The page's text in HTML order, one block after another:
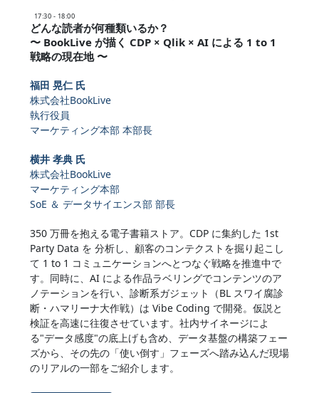
17:30 - 18:00
どんな読者が何種類いるか？
〜 BookLive が描く CDP × Qlik × AI による 1 to 1
戦略の現在地 〜
福田 晃仁 氏
株式会社BookLive
執行役員
マーケティング本部 本部長
横井 孝典 氏
株式会社BookLive
マーケティング本部
SoE ＆ データサイエンス部 部長
350 万冊を抱える電子書籍ストア。CDP に集約した 1st
Party Data を 分析し、顧客のコンテクストを掘り起こし
て 1 to 1 コミュニケーションへとつなぐ戦略を推進中で
す。同時に、AI による作品ラベリングでコンテンツのア
ノテーションを行い、診断系ガジェット（BL スワイ腐診
断・ハマリーナ大作戦）は Vibe Coding で開発。仮説と
検証を高速に往復させています。社内サイネージによ
る"データ感度"の底上げも含め、データ基盤の構築フェー
ズから、その先の「使い倒す」フェーズへ踏み込んだ現場
のリアルの一部をご紹介します。